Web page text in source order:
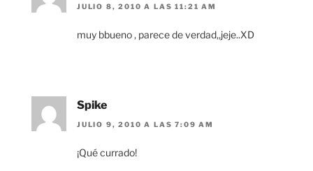
JULIO 8, 2010 A LAS 11:21 AM
muy bbueno , parece de verdad,,jeje..XD
Spike
JULIO 9, 2010 A LAS 7:09 AM
¡Qué currado!